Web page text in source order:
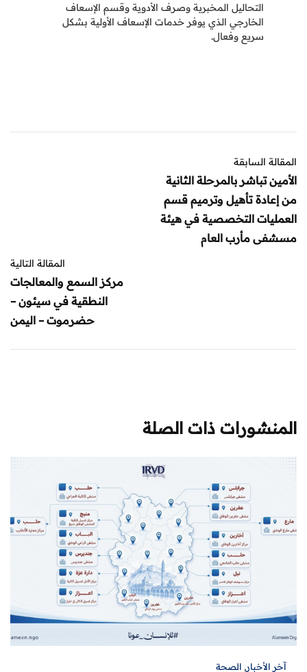
التحاليل المخبرية وصرف الأدوية وقسم الإسعاف
الخارجي الذي يوفر خدمات الإسعاف الأولية بشكل
سريع وفعال.
المقالة السابقة
الأمين تباشر بالمرحلة الثانية
من إعادة تأهيل وترميم قسم
العمليات التخصصية في هيئة
مسشفى مأرب العام
المقالة التالية
مركز السمع والمعالجات
النطقية في سيئون –
حضرموت – اليمن
المنشورات ذات الصلة
آخر الأخبار, الصحة